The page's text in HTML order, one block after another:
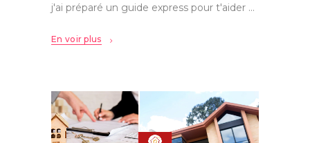
j'ai préparé un guide express pour t'aider
En voir plus